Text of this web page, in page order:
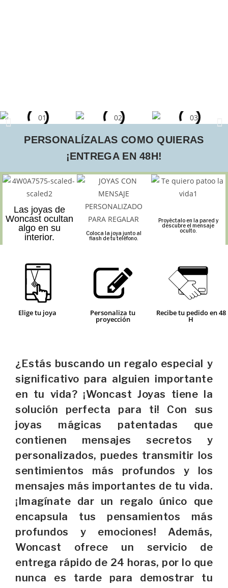
PERSONALÍZALAS COMO QUIERAS
¡ENTREGA EN 48H!
Las joyas de
Woncast ocultan
algo en su
interior.
Coloca la joya junto al
flash de tu teléfono.
Proyéctalo en la pared y
descubre el mensaje
oculto.
Elige tu joya Personaliza tu
proyección
Recibe tu pedido en 48
H
¿Estás buscando un regalo especial y
significativo para alguien importante
en tu vida? ¡Woncast Joyas tiene la
solución perfecta para ti! Con sus
joyas mágicas patentadas que
contienen mensajes secretos y
personalizados, puedes transmitir los
sentimientos más profundos y los
mensajes más importantes de tu vida.
¡Imagínate dar un regalo único que
encapsula tus pensamientos más
profundos y emociones! Además,
Woncast ofrece un servicio de
entrega rápido de 24 horas, por lo que
nunca es tarde para demostrar tu